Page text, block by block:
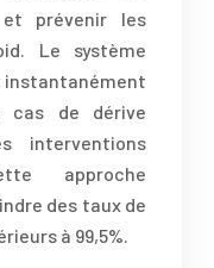
prévenir les
Le système
cas de dérive
interventions
approche
des taux de
à 99,5%.